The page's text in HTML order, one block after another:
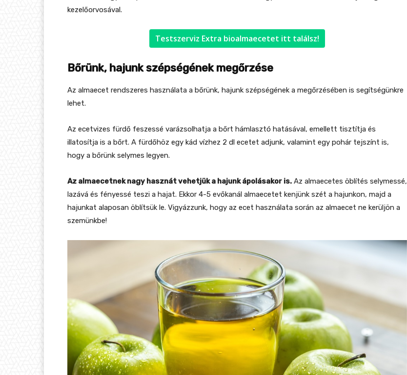
kezelőorvosával.
Testszerviz Extra bioalmaecetet itt találsz!
Bőrünk, hajunk szépségének megőrzése
Az almaecet rendszeres használata a bőrünk, hajunk szépségének a megőrzésében is segítségünkre
lehet.
Az ecetvizes fürdő feszessé varázsolhatja a bőrt hámlasztó hatásával, emellett tisztítja és
illatosítja is a bőrt. A fürdőhöz egy kád vízhez 2 dl ecetet adjunk, valamint egy pohár tejszínt is,
hogy a bőrünk selymes legyen.
Az almaecetnek nagy hasznát vehetjük a hajunk ápolásakor is. Az almaecetes öblítés selymessé,
lazává és fényessé teszi a hajat. Ekkor 4-5 evőkanál almaecetet kenjünk szét a hajunkon, majd a
hajunkat alaposan öblítsük le. Vigyázzunk, hogy az ecet használata során az almaecet ne kerüljön a
szemünkbe!